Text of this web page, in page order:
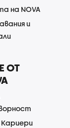
на NOVA
и
ОТ
Кариери